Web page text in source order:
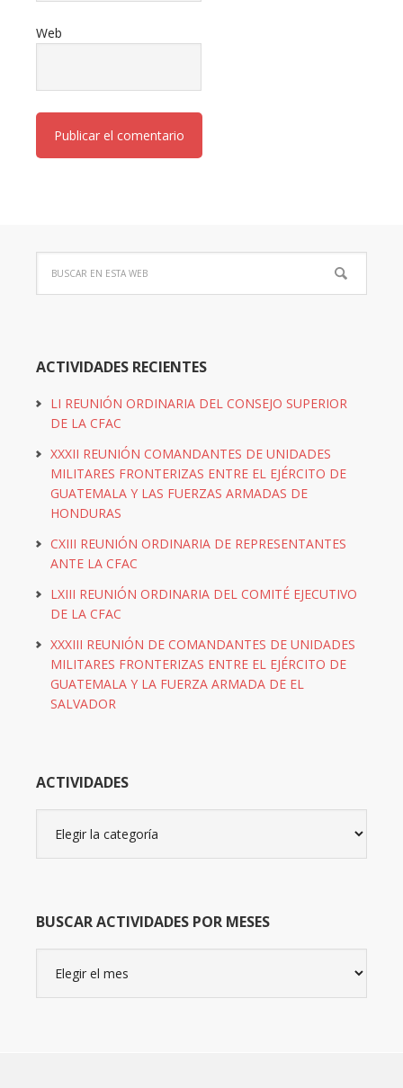
Web
ACTIVIDADES RECIENTES
LI REUNIÓN ORDINARIA DEL CONSEJO SUPERIOR
DE LA CFAC
XXXII REUNIÓN COMANDANTES DE UNIDADES
MILITARES FRONTERIZAS ENTRE EL EJÉRCITO DE
GUATEMALA Y LAS FUERZAS ARMADAS DE
HONDURAS
CXIII REUNIÓN ORDINARIA DE REPRESENTANTES
ANTE LA CFAC
LXIII REUNIÓN ORDINARIA DEL COMITÉ EJECUTIVO
DE LA CFAC
XXXIII REUNIÓN DE COMANDANTES DE UNIDADES
MILITARES FRONTERIZAS ENTRE EL EJÉRCITO DE
GUATEMALA Y LA FUERZA ARMADA DE EL
SALVADOR
ACTIVIDADES
BUSCAR ACTIVIDADES POR MESES
actividades
por